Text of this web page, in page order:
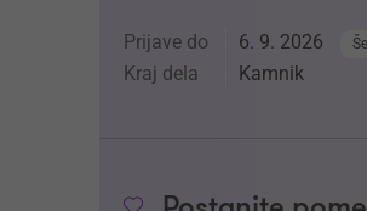
Prijave do 6. 9. 2026
Kraj dela Kamnik